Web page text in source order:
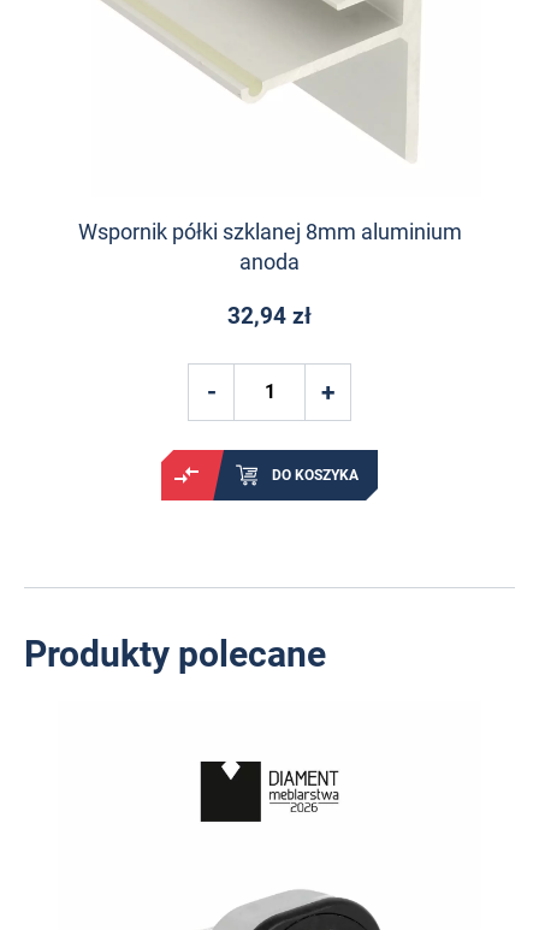
Wspornik półki szklanej 8mm aluminium
anoda
32,94 zł
DO KOSZYKA
Produkty polecane